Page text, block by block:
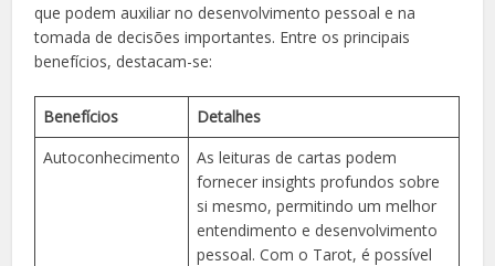
que podem auxiliar no desenvolvimento pessoal e na
tomada de decisões importantes. Entre os principais
benefícios, destacam-se:
Benefícios
Detalhes
Autoconhecimento
As leituras de cartas podem
fornecer insights profundos sobre
si mesmo, permitindo um melhor
entendimento e desenvolvimento
pessoal. Com o Tarot, é possível